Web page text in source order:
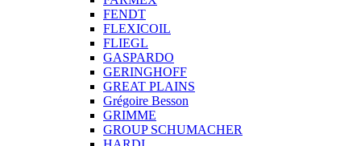
FENDT
FLEXICOIL
FLIEGL
GASPARDO
GERINGHOFF
GREAT PLAINS
Grégoire Besson
GRIMME
GROUP SCHUMACHER